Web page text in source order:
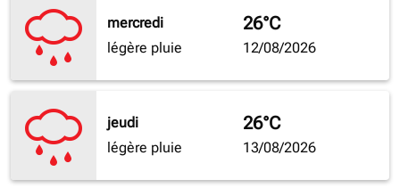
mercredi
légère pluie
26°C
12/08/2026
jeudi
légère pluie
26°C
13/08/2026